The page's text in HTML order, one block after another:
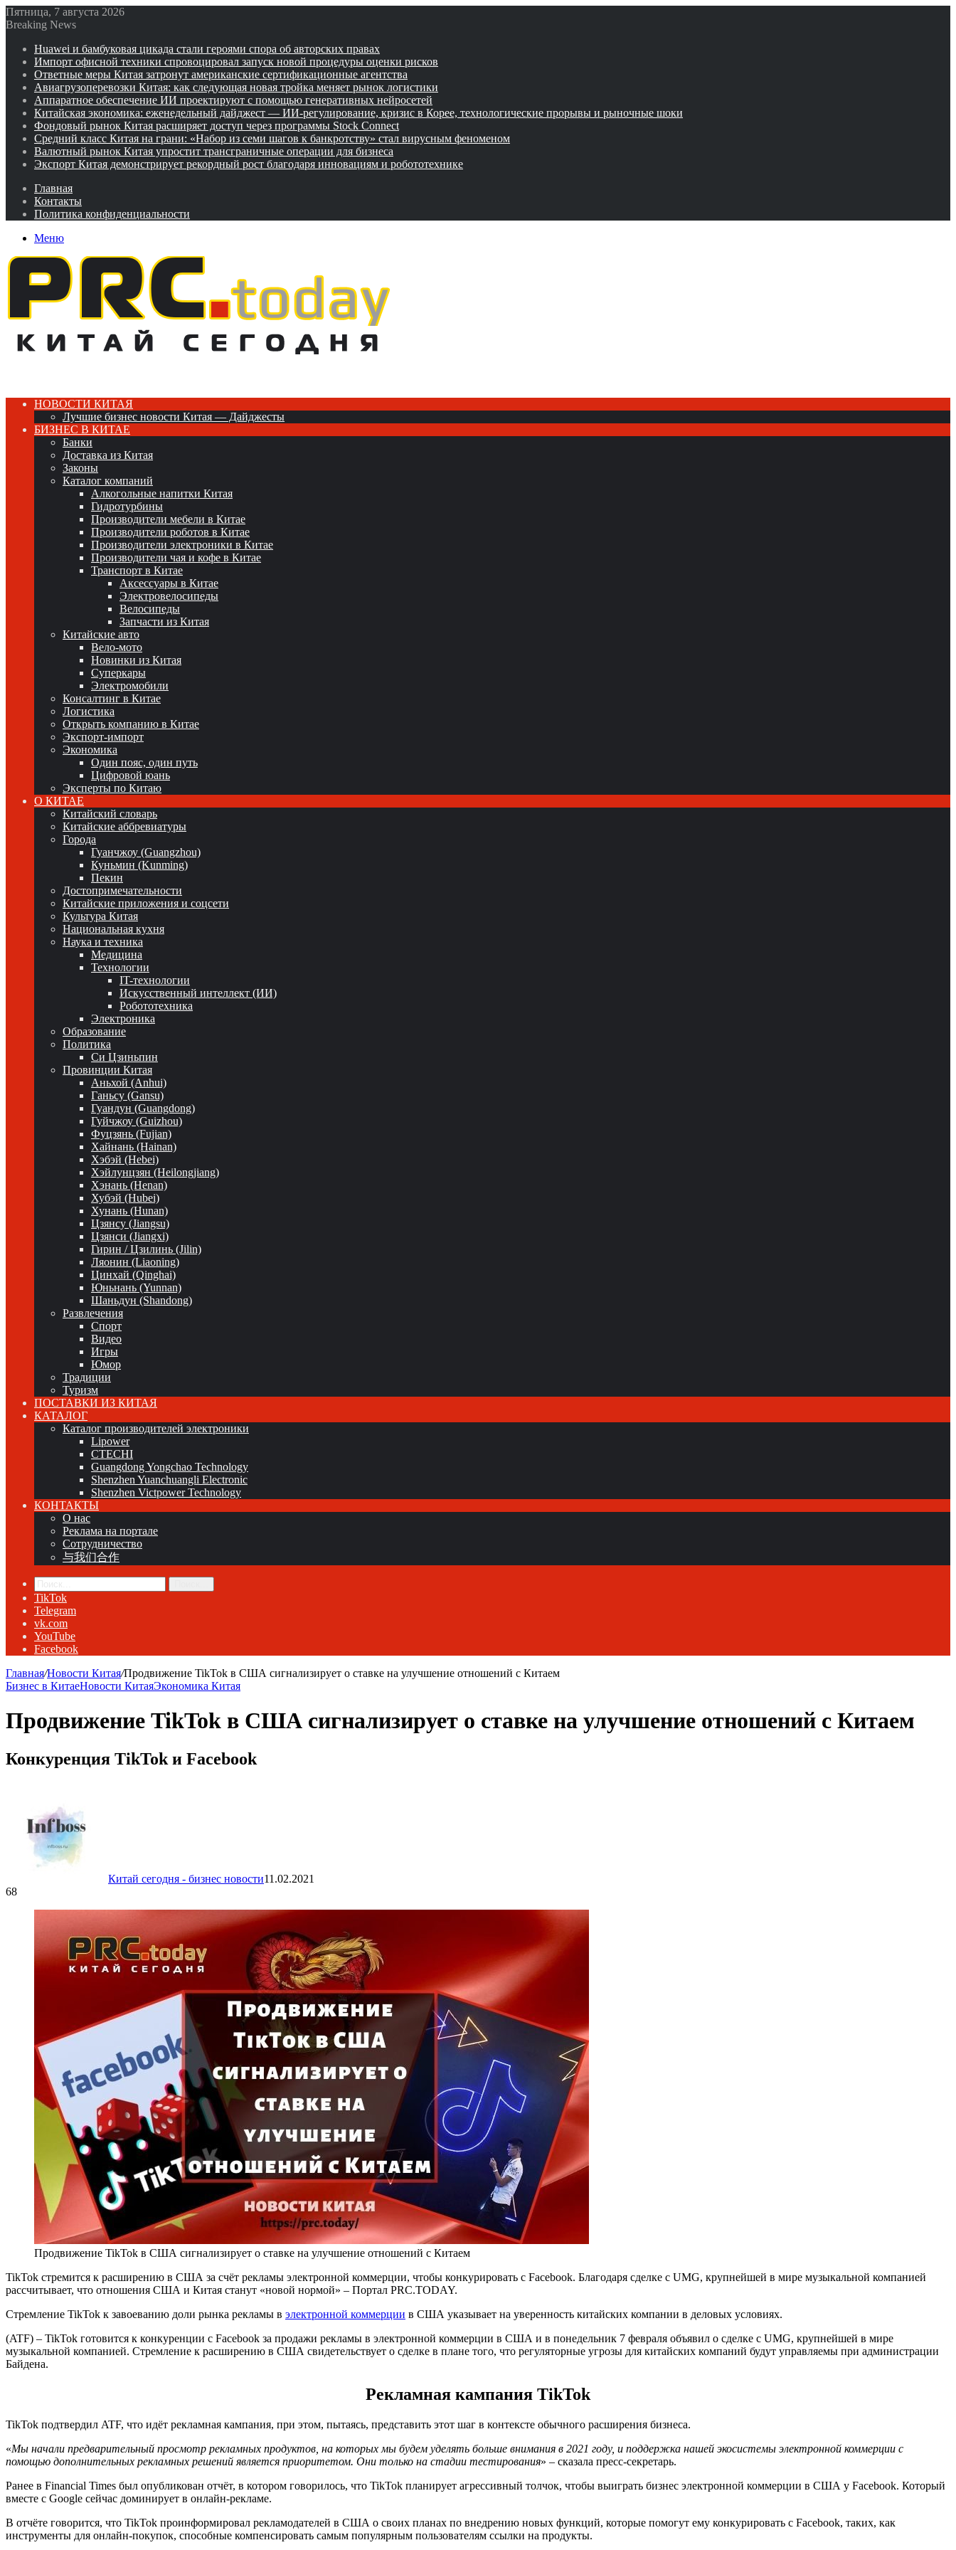
Пятница, 7 августа 2026
Breaking News
Huawei и бамбуковая цикада стали героями спора об авторских правах
Импорт офисной техники спровоцировал запуск новой процедуры оценки рисков
Ответные меры Китая затронут американские сертификационные агентства
Авиагрузоперевозки Китая: как следующая новая тройка меняет рынок логистики
Аппаратное обеспечение ИИ проектируют с помощью генеративных нейросетей
Китайская экономика: еженедельный дайджест — ИИ-регулирование, кризис в Корее, технологические прорывы и рыночные шоки
Фондовый рынок Китая расширяет доступ через программы Stock Connect
Средний класс Китая на грани: «Набор из семи шагов к банкротству» стал вирусным феноменом
Валютный рынок Китая упростит трансграничные операции для бизнеса
Экспорт Китая демонстрирует рекордный рост благодаря инновациям и робототехнике
Главная
Контакты
Политика конфиденциальности
Меню
НОВОСТИ КИТАЯ
Лучшие бизнес новости Китая — Дайджесты
БИЗНЕС В КИТАЕ
Банки
Доставка из Китая
Законы
Каталог компаний
Алкогольные напитки Китая
Гидротурбины
Производители мебели в Китае
Производители роботов в Китае
Производители электроники в Китае
Производители чая и кофе в Китае
Транспорт в Китае
Аксессуары в Китае
Электровелосипеды
Велосипеды
Запчасти из Китая
Китайские авто
Вело-мото
Новинки из Китая
Суперкары
Электромобили
Консалтинг в Китае
Логистика
Открыть компанию в Китае
Экспорт-импорт
Экономика
Один пояс, один путь
Цифровой юань
Эксперты по Китаю
О КИТАЕ
Китайский словарь
Китайские аббревиатуры
Города
Гуанчжоу (Guangzhou)
Куньмин (Kunming)
Пекин
Достопримечательности
Китайские приложения и соцсети
Культура Китая
Национальная кухня
Наука и техника
Медицина
Технологии
IT-технологии
Искусственный интеллект (ИИ)
Робототехника
Электроника
Образование
Политика
Си Цзиньпин
Провинции Китая
Аньхой (Anhui)
Ганьсу (Gansu)
Гуандун (Guangdong)
Гуйчжоу (Guizhou)
Фуцзянь (Fujian)
Хайнань (Hainan)
Хэбэй (Hebei)
Хэйлунцзян (Heilongjiang)
Хэнань (Henan)
Хубэй (Hubei)
Хунань (Hunan)
Цзянсу (Jiangsu)
Цзянси (Jiangxi)
Гирин / Цзилинь (Jilin)
Ляонин (Liaoning)
Цинхай (Qinghai)
Юньнань (Yunnan)
Шаньдун (Shandong)
Развлечения
Спорт
Видео
Игры
Юмор
Традиции
Туризм
ПОСТАВКИ ИЗ КИТАЯ
КАТАЛОГ
Каталог производителей электроники
Lipower
CTECHI
Guangdong Yongchao Technology
Shenzhen Yuanchuangli Electronic
Shenzhen Victpower Technology
КОНТАКТЫ
О нас
Реклама на портале
Сотрудничество
与我们合作
TikTok
Telegram
vk.com
YouTube
Facebook
Главная/Новости Китая/Продвижение TikTok в США сигнализирует о ставке на улучшение отношений с Китаем
Бизнес в КитаеНовости КитаяЭкономика Китая
Продвижение TikTok в США сигнализирует о ставке на улучшение отношений с Китаем
Конкуренция TikTok и Facebook
Китай сегодня - бизнес новости11.02.2021
68
Продвижение TikTok в США сигнализирует о ставке на улучшение отношений с Китаем
TikTok стремится к расширению в США за счёт рекламы электронной коммерции, чтобы конкурировать с Facebook. Благодаря сделке с UMG, крупнейшей в мире музыкальной компанией
рассчитывает, что отношения США и Китая станут «новой нормой» – Портал PRC.TODAY.
Стремление TikTok к завоеванию доли рынка рекламы в электронной коммерции в США указывает на уверенность китайских компании в деловых условиях.
(ATF) – TikTok готовится к конкуренции с Facebook за продажи рекламы в электронной коммерции в США и в понедельник 7 февраля объявил о сделке с UMG, крупнейшей в мире
музыкальной компанией. Стремление к расширению в США свидетельствует о сделке в плане того, что регуляторные угрозы для китайских компаний будут управляемы при администрации
Байдена.
Рекламная кампания TikTok
TikTok подтвердил ATF, что идёт рекламная кампания, при этом, пытаясь, представить этот шаг в контексте обычного расширения бизнеса.
«Мы начали предварительный просмотр рекламных продуктов, на которых мы будем уделять больше внимания в 2021 году, и поддержка нашей экосистемы электронной коммерции с
помощью дополнительных рекламных решений является приоритетом. Они только на стадии тестирования» – сказала пресс-секретарь.
Ранее в Financial Times был опубликован отчёт, в котором говорилось, что TikTok планирует агрессивный толчок, чтобы выиграть бизнес электронной коммерции в США у Facebook. Который
вместе с Google сейчас доминирует в онлайн-рекламе.
В отчёте говорится, что TikTok проинформировал рекламодателей в США о своих планах по внедрению новых функций, которые помогут ему конкурировать с Facebook, таких, как
инструменты для онлайн-покупок, способные компенсировать самым популярным пользователям ссылки на продукты.